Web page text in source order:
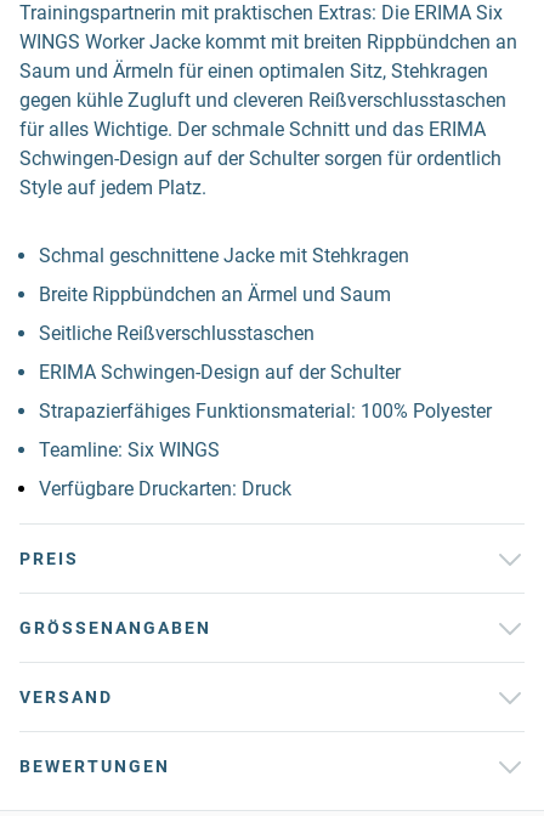
Trainingspartnerin mit praktischen Extras: Die ERIMA Six
WINGS Worker Jacke kommt mit breiten Rippbündchen an
Saum und Ärmeln für einen optimalen Sitz, Stehkragen
gegen kühle Zugluft und cleveren Reißverschlusstaschen
für alles Wichtige. Der schmale Schnitt und das ERIMA
Schwingen-Design auf der Schulter sorgen für ordentlich
Style auf jedem Platz.
Schmal geschnittene Jacke mit Stehkragen
Breite Rippbündchen an Ärmel und Saum
Seitliche Reißverschlusstaschen
ERIMA Schwingen-Design auf der Schulter
Strapazierfähiges Funktionsmaterial: 100% Polyester
Teamline: Six WINGS
Verfügbare Druckarten: Druck
PREIS
GRÖSSENANGABEN
VERSAND
BEWERTUNGEN